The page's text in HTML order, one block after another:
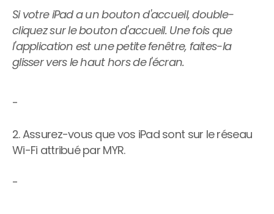
Bars à bubble tea
Wraps et bols
Si votre iPad a un bouton d'accueil, double-
cliquez sur le bouton d'accueil. Une fois que
l'application est une petite fenêtre, faites-la
glisser vers le haut hors de l'écran.
-
2. Assurez-vous que vos iPad sont sur le réseau
Wi-Fi attribué par MYR.
-